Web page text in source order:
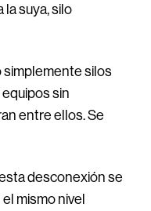
la suya, silo
simplemente silos
sin
entre ellos. Se
desconexión se
mismo nivel